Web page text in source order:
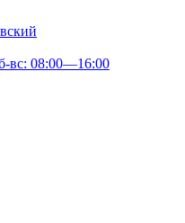
вс: 08:00—16:00